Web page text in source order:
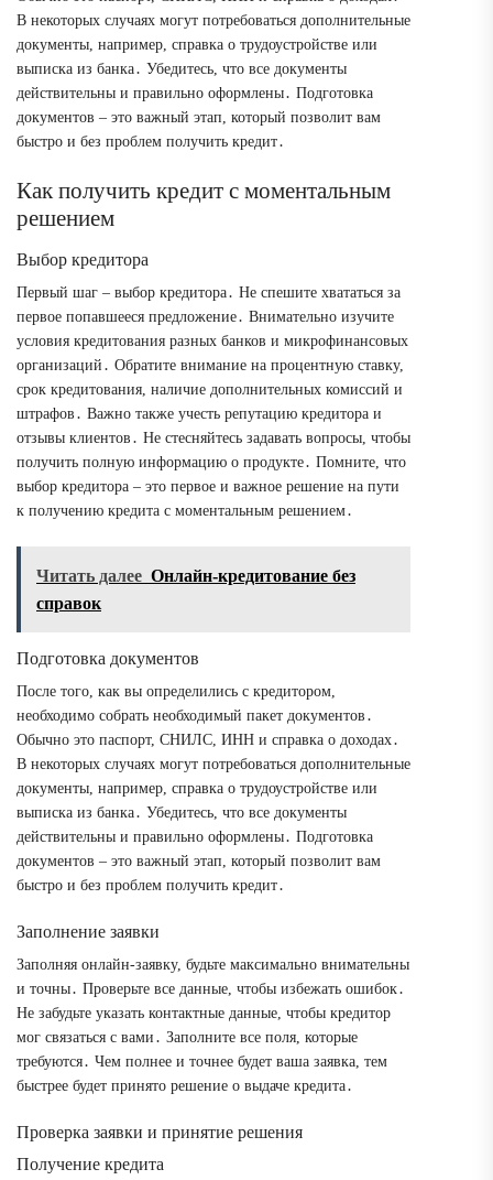
В некоторых случаях могут потребоваться дополнительные
документы, например, справка о трудоустройстве или
выписка из банка․ Убедитесь, что все документы
действительны и правильно оформлены․ Подготовка
документов – это важный этап, который позволит вам
быстро и без проблем получить кредит․
Как получить кредит с моментальным
решением
Выбор кредитора
Первый шаг – выбор кредитора․ Не спешите хвататься за
первое попавшееся предложение․ Внимательно изучите
условия кредитования разных банков и микрофинансовых
организаций․ Обратите внимание на процентную ставку,
срок кредитования, наличие дополнительных комиссий и
штрафов․ Важно также учесть репутацию кредитора и
отзывы клиентов․ Не стесняйтесь задавать вопросы, чтобы
получить полную информацию о продукте․ Помните, что
выбор кредитора – это первое и важное решение на пути
к получению кредита с моментальным решением․
Читать далее Онлайн-кредитование без
справок
Подготовка документов
После того, как вы определились с кредитором,
необходимо собрать необходимый пакет документов․
Обычно это паспорт, СНИЛС, ИНН и справка о доходах․
В некоторых случаях могут потребоваться дополнительные
документы, например, справка о трудоустройстве или
выписка из банка․ Убедитесь, что все документы
действительны и правильно оформлены․ Подготовка
документов – это важный этап, который позволит вам
быстро и без проблем получить кредит․
Заполнение заявки
Заполняя онлайн-заявку, будьте максимально внимательны
и точны․ Проверьте все данные, чтобы избежать ошибок․
Не забудьте указать контактные данные, чтобы кредитор
мог связаться с вами․ Заполните все поля, которые
требуются․ Чем полнее и точнее будет ваша заявка, тем
быстрее будет принято решение о выдаче кредита․
Проверка заявки и принятие решения
Получение кредита